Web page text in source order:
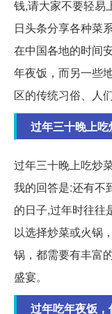
钱,请大家不要轻易
日头条分享各种菜
在中国各地的时间
年夜饭，而另一些
区的传统习俗、人
过年三十晚上
过年三十晚上吃炒
我的回答是:还有不
的日子,过年时往往
以选择炒菜或火锅
锅，都需要有丰富
盛宴。
过年吃年夜饭